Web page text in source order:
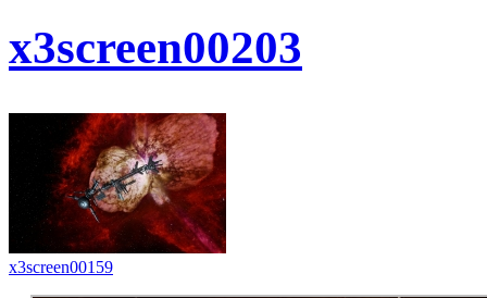
x3screen00203
x3screen00159